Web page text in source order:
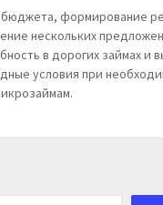
формирование
нескольких
в дорогих займах и
условия при